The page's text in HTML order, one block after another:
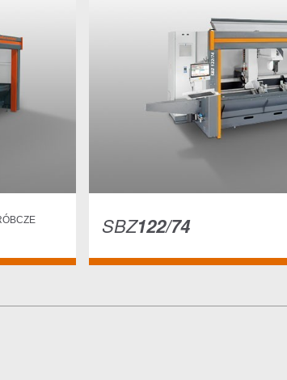
SBZ122/74